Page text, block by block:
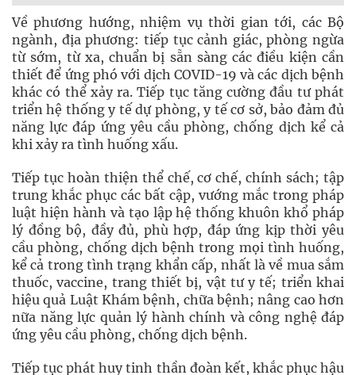
Về phương hướng, nhiệm vụ thời gian tới, các Bộ
ngành, địa phương: tiếp tục cảnh giác, phòng ngừa
từ sớm, từ xa, chuẩn bị sẵn sàng các điều kiện cần
thiết để ứng phó với dịch COVID-19 và các dịch bệnh
khác có thể xảy ra. Tiếp tục tăng cường đầu tư phát
triển hệ thống y tế dự phòng, y tế cơ sở, bảo đảm đủ
năng lực đáp ứng yêu cầu phòng, chống dịch kể cả
khi xảy ra tình huống xấu.
Tiếp tục hoàn thiện thể chế, cơ chế, chính sách; tập
trung khắc phục các bất cập, vướng mắc trong pháp
luật hiện hành và tạo lập hệ thống khuôn khổ pháp
lý đồng bộ, đầy đủ, phù hợp, đáp ứng kịp thời yêu
cầu phòng, chống dịch bệnh trong mọi tình huống,
kể cả trong tình trạng khẩn cấp, nhất là về mua sắm
thuốc, vaccine, trang thiết bị, vật tư y tế; triển khai
hiệu quả Luật Khám bệnh, chữa bệnh; nâng cao hơn
nữa năng lực quản lý hành chính và công nghệ đáp
ứng yêu cầu phòng, chống dịch bệnh.
Tiếp tục phát huy tinh thần đoàn kết, khắc phục hậu